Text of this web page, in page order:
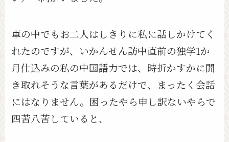
車の中でもお二人はしきりに私に話しかけてく
れたのですが、いかんせん訪中直前の独学1か
月仕込みの私の中国語力では、時折かすかに聞
き取れそうな言葉があるだけで、まったく会話
にはなりません。困ったやら申し訳ないやらで
四苦八苦していると、